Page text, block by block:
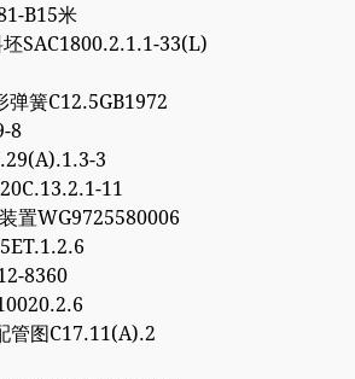
B15米
SAC1800.2.1.1-33(L)
弹簧C12.5GB1972
8
3
11
置WG9725580006
8360
管图C17.11(A).2